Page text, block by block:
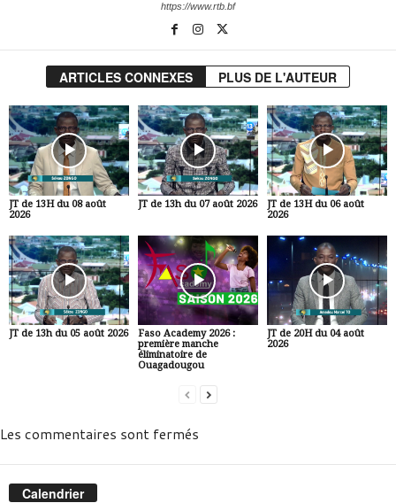
https://www.rtb.bf
ARTICLES CONNEXES PLUS DE L'AUTEUR
JT de 13H du 08 août
2026
JT de 13h du 07 août 2026
JT de 13H du 06 août
2026
JT de 13h du 05 août 2026
Faso Academy 2026 :
première manche
éliminatoire de
Ouagadougou
JT de 20H du 04 août
2026
Les commentaires sont fermés
Calendrier